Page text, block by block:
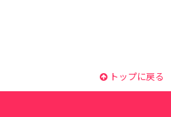
トップに戻る